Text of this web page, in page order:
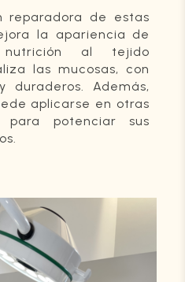
reparadora de estas
la apariencia de
al tejido
las mucosas, con
duraderos. Además,
aplicarse en otras
potenciar sus